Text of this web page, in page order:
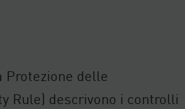
Protezione delle
Rule) descrivono i controlli